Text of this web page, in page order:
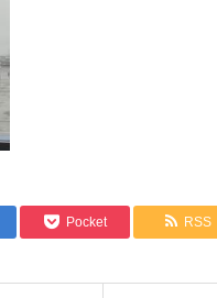
Pocket RSS